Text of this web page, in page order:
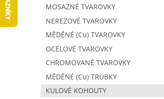
MOSAZNÉ TVAROVKY
NEREZOVÉ TVAROVKY
MĚDĚNÉ (Cu) TVAROVKY
OCELOVÉ TVAROVKY
CHROMOVANÉ TVAROVKY
MĚDĚNÉ (Cu) TRUBKY
KULOVÉ KOHOUTY